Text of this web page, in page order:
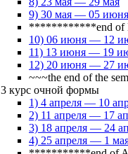
9) 30 мая — 05 июня
************end
10) 06 июня — 12
11) 13 июня — 19
12) 20 июня — 27
~~~the end of the
3 курс очной формы
1) 4 апреля — 10
2) 11 апреля — 17
3) 18 апреля — 24
4) 25 апреля — 1